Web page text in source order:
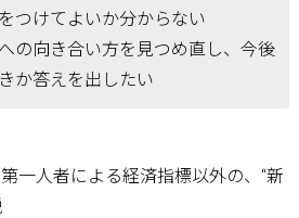
つけてよいか分からない
の向き合い方を見つめ直し、今後
か答えを出したい
一人者による経済指標以外の、“新